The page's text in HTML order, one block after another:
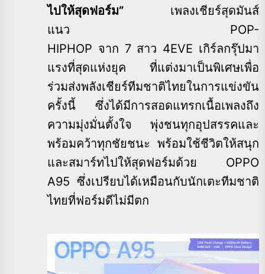
ไปให้สุดฟอร์ม” เพลงเชียร์สุดมันส์
แนว POP-
HIPHOP จาก 7 สาว 4EVE เกิร์ลกรุ๊ปมา
แรงที่สุดแห่งยุค ที่แต่งมาเป็นพิเศษเพื่อ
ร่วมส่งพลังเชียร์ทีมชาติไทยในการแข่งขัน
ครั้งนี้ ซึ่งได้มีการสอดแทรกเนื้อเพลงถึง
ความมุ่งมั่นตั้งใจ พุ่งชนทุกอุปสรรคและ
พร้อมคว้าทุกชัยชนะ พร้อมใช้ชีวิตให้สนุก
และสมาร์ทไปให้สุดฟอร์มด้วย OPPO
A95 ซึ่งเปรียบได้เหมือนกับนักเตะทีมชาติ
ไทยที่ฟอร์มดีไม่มีตก